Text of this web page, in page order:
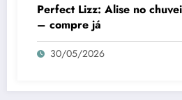
Perfect Lizz: Alise no
– compre já
30/05/2026